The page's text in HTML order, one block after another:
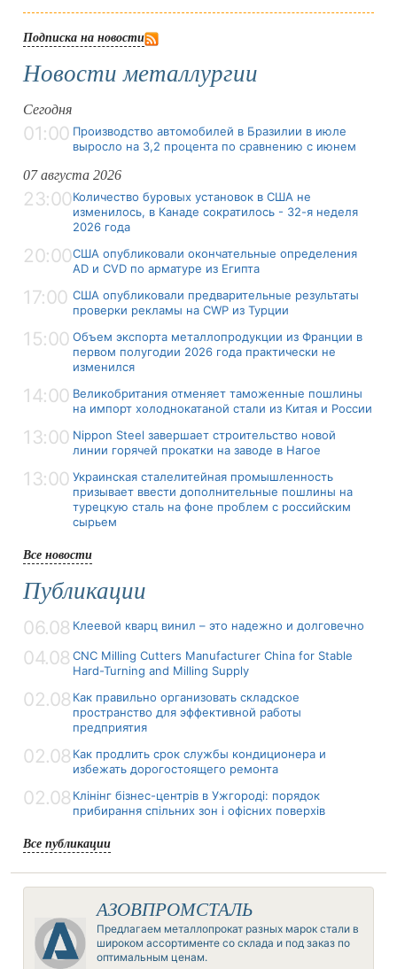
Подписка на новости
Новости металлургии
Сегодня
01:00 Производство автомобилей в Бразилии в июле
выросло на 3,2 процента по сравнению с июнем
07 августа 2026
23:00Количество буровых установок в США не
изменилось, в Канаде сократилось - 32-я неделя
2026 года
20:00США опубликовали окончательные определения
AD и CVD по арматуре из Египта
17:00 США опубликовали предварительные результаты
проверки рекламы на CWP из Турции
15:00 Объем экспорта металлопродукции из Франции в
первом полугодии 2026 года практически не
изменился
14:00 Великобритания отменяет таможенные пошлины
на импорт холоднокатаной стали из Китая и России
13:00 Nippon Steel завершает строительство новой
линии горячей прокатки на заводе в Нагое
13:00 Украинская сталелитейная промышленность
призывает ввести дополнительные пошлины на
турецкую сталь на фоне проблем с российским
сырьем
Все новости
Публикации
06.08 Клеевой кварц винил – это надежно и долговечно
04.08 CNC Milling Cutters Manufacturer China for Stable
Hard-Turning and Milling Supply
02.08 Как правильно организовать складское
пространство для эффективной работы
предприятия
02.08 Как продлить срок службы кондиционера и
избежать дорогостоящего ремонта
02.08 Клінінг бізнес-центрів в Ужгороді: порядок
прибирання спільних зон і офісних поверхів
Все публикации
АЗОВПРОМСТАЛЬ
Предлагаем металлопрокат разных марок стали в
широком ассортименте со склада и под заказ по
оптимальным ценам.